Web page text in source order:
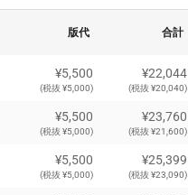
版代 合計
¥5,500
(税抜 ¥5,000)
¥22,044
(税抜 ¥20,040)
¥5,500
(税抜 ¥5,000)
¥23,760
(税抜 ¥21,600)
¥5,500
(税抜 ¥5,000)
¥25,399
(税抜 ¥23,090)